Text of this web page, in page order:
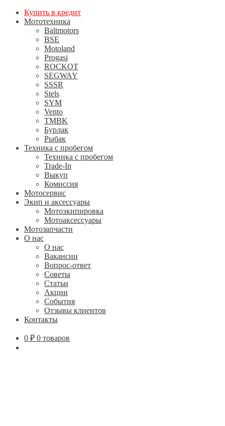
Купить в кредит
Мототехника
Baltmotors
BSE
Motoland
Progasi
ROCKOT
SEGWAY
SSSR
Stels
SYM
Vento
TMBK
Бурлак
Рыбак
Техника с пробегом
Техника с пробегом
Trade-In
Выкуп
Комиссия
Мотосервис
Экип и аксессуары
Мотоэкипировка
Мотоаксессуары
Мотозапчасти
О нас
О нас
Вакансии
Вопрос-ответ
Советы
Статьи
Акции
События
Отзывы клиентов
Контакты
0 ₽ 0 товаров